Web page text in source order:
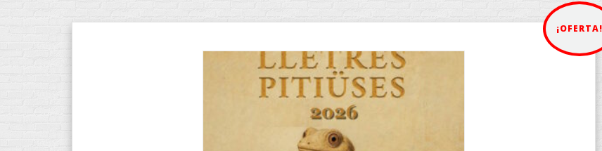
¡OFERTA!